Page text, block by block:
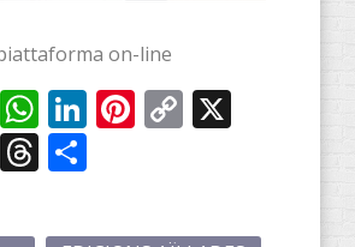
on-line
EmailWhatsApp
LinkedIn
Pinterest
Copy
Messenger
Threads